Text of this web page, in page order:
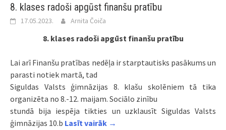
8. klases radoši apgūst finanšu pratību
17.05.2023. Arnita Čoiča
8. klases radoši apgūst finanšu pratību
Lai arī Finanšu pratības nedēļa ir starptautisks pasākums un
parasti notiek martā, tad
Siguldas Valsts ģimnāzijas 8. klašu skolēniem tā tika
organizēta no 8.-12. maijam. Sociālo zinību
stundā bija iespēja tikties un uzklausīt Siguldas Valsts
ģimnāzijas 10.b Lasīt vairāk →